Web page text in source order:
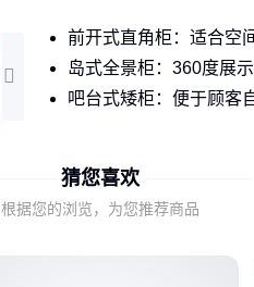
前开式直角柜：适合空
岛式全景柜：360度展
吧台式矮柜：便于顾客
要先明确门店的空间布局
制冷均匀性是最容易被
猜您喜欢
根据您的浏览，为您推荐商品